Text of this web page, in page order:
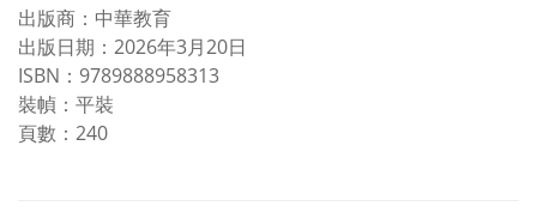
出版商：中華教育
出版日期：2026年3月20日
ISBN：9789888958313
裝幀：平裝
頁數：240